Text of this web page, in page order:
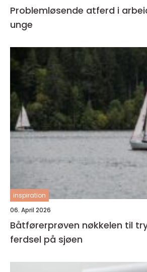
Problemløsende atferd i
unge
inspiration
06. April 2026
Båtførerprøven nøkkelen til trygg og lovlig
ferdsel på sjøen